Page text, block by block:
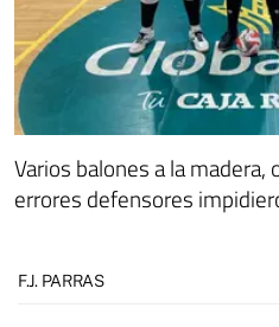
Varios balones a la madera,
errores defensores
F.J. PARRAS